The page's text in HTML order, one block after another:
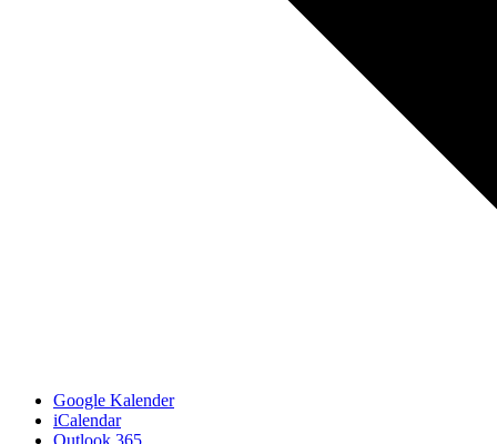
Google Kalender
iCalendar
Outlook 365